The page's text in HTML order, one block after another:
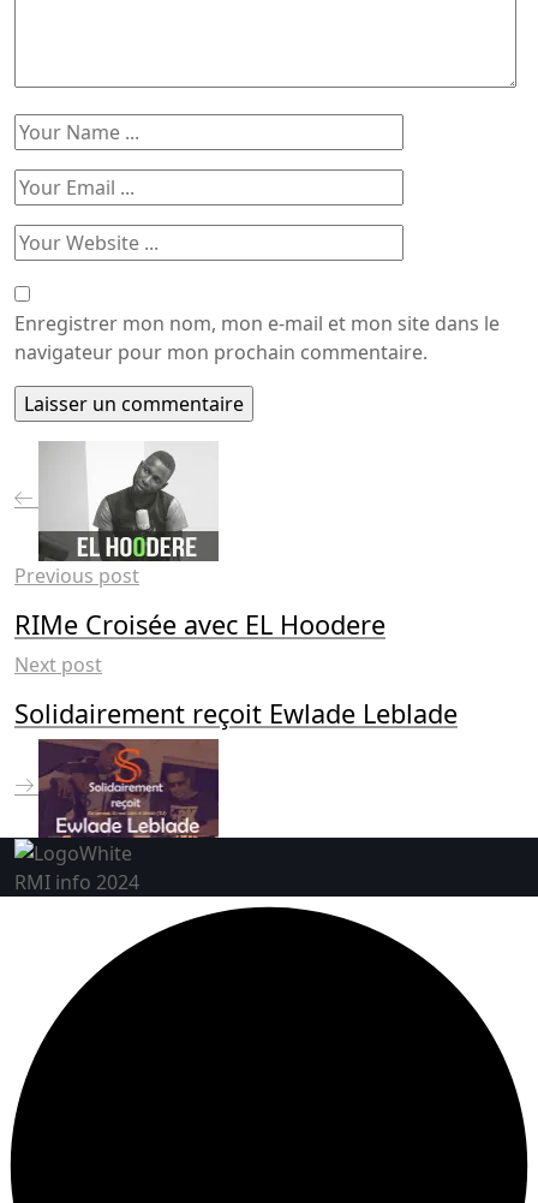
Enregistrer mon nom, mon e-mail et mon site dans le
navigateur pour mon prochain commentaire.
Previous post
RIMe Croisée avec EL Hoodere
Next post
Solidairement reçoit Ewlade Leblade
RMI info 2024